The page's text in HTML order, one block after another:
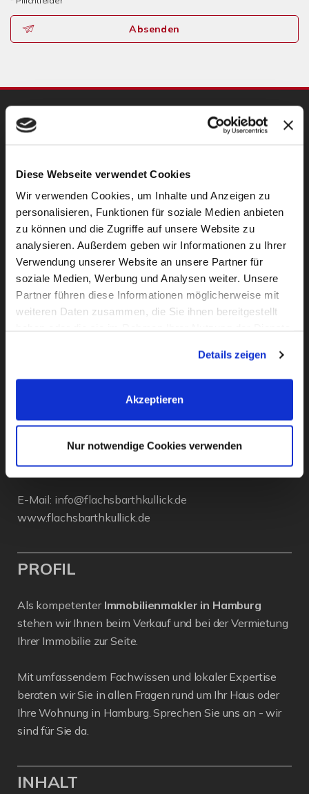
Diese Webseite verwendet Cookies
Wir verwenden Cookies, um Inhalte und Anzeigen zu
personalisieren, Funktionen für soziale Medien anbieten
zu können und die Zugriffe auf unsere Website zu
analysieren. Außerdem geben wir Informationen zu Ihrer
Verwendung unserer Website an unsere Partner für
soziale Medien, Werbung und Analysen weiter. Unsere
Partner führen diese Informationen möglicherweise mit
weiteren Daten zusammen, die Sie ihnen bereitgestellt
Cookies, wenn Sie unsere Webseite weiterhin nutzen.
Details zeigen
Akzeptieren
Nur notwendige Cookies verwenden
Absenden
UNSERE PARTNER
KONTAKT
040 - 25 133 25
Fax: 040 - 25 070 94
E-Mail: info@flachsbarthkullick.de
www.flachsbarthkullick.de
PROFIL
Als kompetenter Immobilienmakler in Hamburg
stehen wir Ihnen beim Verkauf und bei der Vermietung
Ihrer Immobilie zur Seite.
Mit umfassendem Fachwissen und lokaler Expertise
beraten wir Sie in allen Fragen rund um Ihr Haus oder
Ihre Wohnung in Hamburg. Sprechen Sie uns an - wir
sind für Sie da.
INHALT